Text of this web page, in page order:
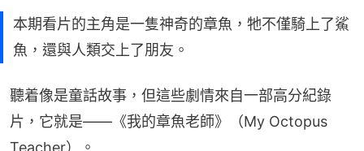
本期看片的主角是一隻神奇的章魚，牠不僅騎上了鯊
魚，還與人類交上了朋友。
聽着像是童話故事，但這些劇情來自一部高分紀錄
片，它就是——《我的章魚老師》（My Octopus
Teacher）。